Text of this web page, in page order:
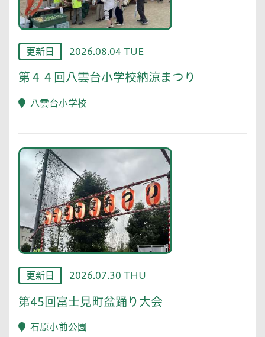
更新日 2026.08.04 TUE
第４４回八雲台小学校納涼まつり
八雲台小学校
更新日 2026.07.30 THU
第45回富士見町盆踊り大会
石原小前公園